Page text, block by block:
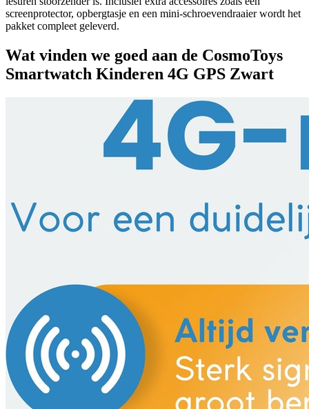
screenprotector, opbergtasje en een mini-schroevendraaier wordt het
pakket compleet geleverd.
Wat vinden we goed aan de CosmoToys
Smartwatch Kinderen 4G GPS Zwart